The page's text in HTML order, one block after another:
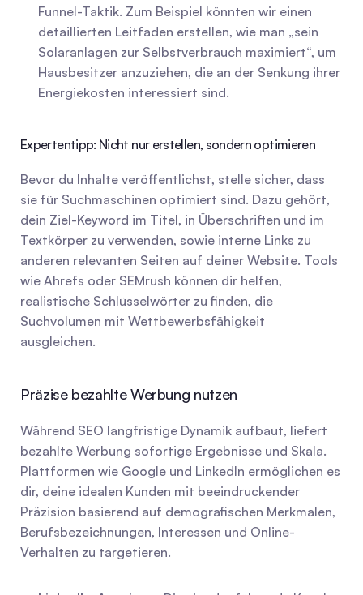
Funnel-Taktik. Zum Beispiel könnten wir einen
detaillierten Leitfaden erstellen, wie man „sein
Solaranlagen zur Selbstverbrauch maximiert“, um
Hausbesitzer anzuziehen, die an der Senkung ihrer
Energiekosten interessiert sind.
Expertentipp: Nicht nur erstellen, sondern optimieren
Bevor du Inhalte veröffentlichst, stelle sicher, dass
sie für Suchmaschinen optimiert sind. Dazu gehört,
dein Ziel-Keyword im Titel, in Überschriften und im
Textkörper zu verwenden, sowie interne Links zu
anderen relevanten Seiten auf deiner Website. Tools
wie Ahrefs oder SEMrush können dir helfen,
realistische Schlüsselwörter zu finden, die
Suchvolumen mit Wettbewerbsfähigkeit
ausgleichen.
Präzise bezahlte Werbung nutzen
Während SEO langfristige Dynamik aufbaut, liefert
bezahlte Werbung sofortige Ergebnisse und Skala.
Plattformen wie Google und LinkedIn ermöglichen es
dir, deine idealen Kunden mit beeindruckender
Präzision basierend auf demografischen Merkmalen,
Berufsbezeichnungen, Interessen und Online-
Verhalten zu targetieren.